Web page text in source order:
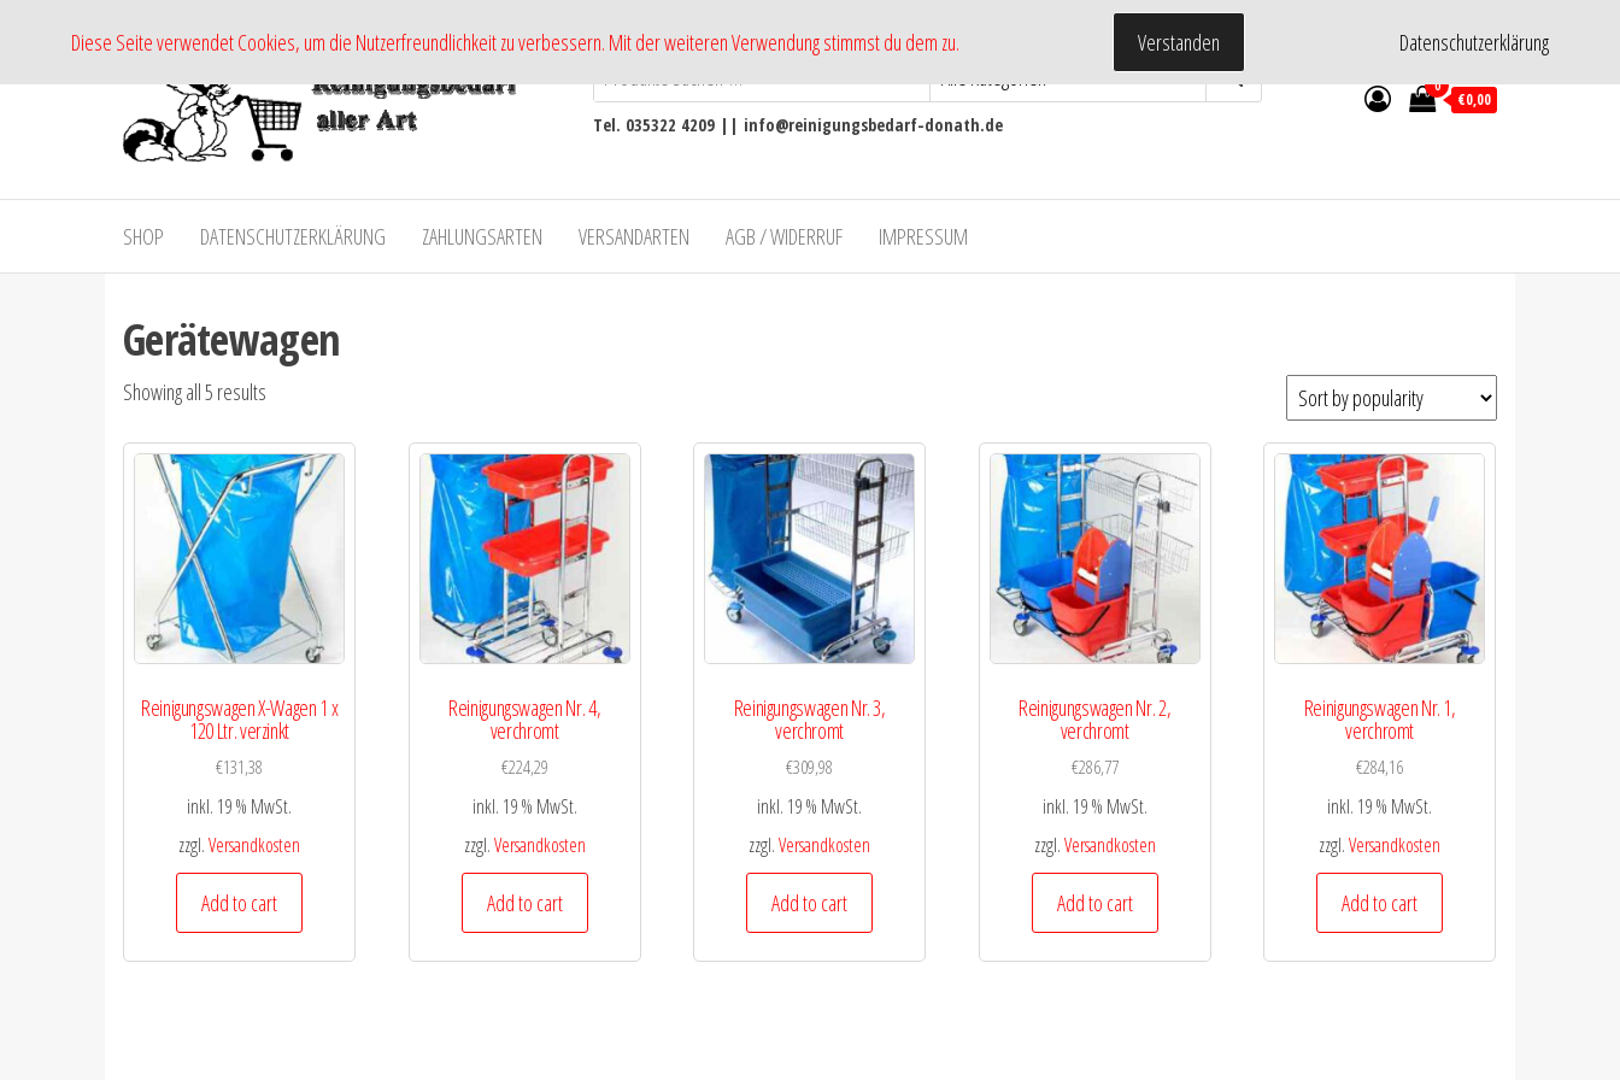
springen
Shop
RmH-
Pflege- und
Reinigungsmittel
Tel. 035322 4209 || info@reinigungsbedarf-donath.de
0
€0,00
SHOP DATENSCHUTZERKLÄRUNG ZAHLUNGSARTEN VERSANDARTEN AGB / WIDERRUF IMPRESSUM
Gerätewagen
Showing all 5 results
Reinigungswagen X-Wagen 1 x
120 Ltr. verzinkt
€131,38
inkl. 19 % MwSt.
zzgl.Versandkosten
Add to cart
Reinigungswagen Nr. 4,
verchromt
€224,29
inkl. 19 % MwSt.
zzgl.Versandkosten
Add to cart
Reinigungswagen Nr. 3,
verchromt
€309,98
inkl. 19 % MwSt.
zzgl.Versandkosten
Add to cart
Reinigungswagen Nr. 2,
verchromt
€286,77
inkl. 19 % MwSt.
zzgl.Versandkosten
Add to cart
Reinigungswagen Nr. 1,
verchromt
€284,16
inkl. 19 % MwSt.
zzgl.Versandkosten
Add to cart
Diese Seite verwendet Cookies, um die Nutzerfreundlichkeit zu verbessern. Mit der weiteren Verwendung stimmst du dem zu. Verstanden Datenschutzerklärung